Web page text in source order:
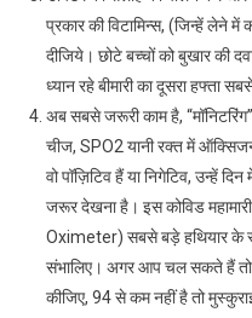
प्रकार की विटामिन्स, (जिन्हें लेने
दीजिये। छोटे बच्चों को बुखार की
ध्यान रहे बीमारी का दूसरा हफ्ता
अब सबसे जरूरी काम है,
चीज, SPO2 यानी रक्त में ऑक्सिजन
वो पॉज़िटिव हैं या निगेटिव, उन्हें
जरूर देखना है। इस कोविड
Oximeter) सबसे बड़े हथियार के
संभालिए। अगर आप चल सकते हैं
कीजिए, 94 से कम नहीं है तो